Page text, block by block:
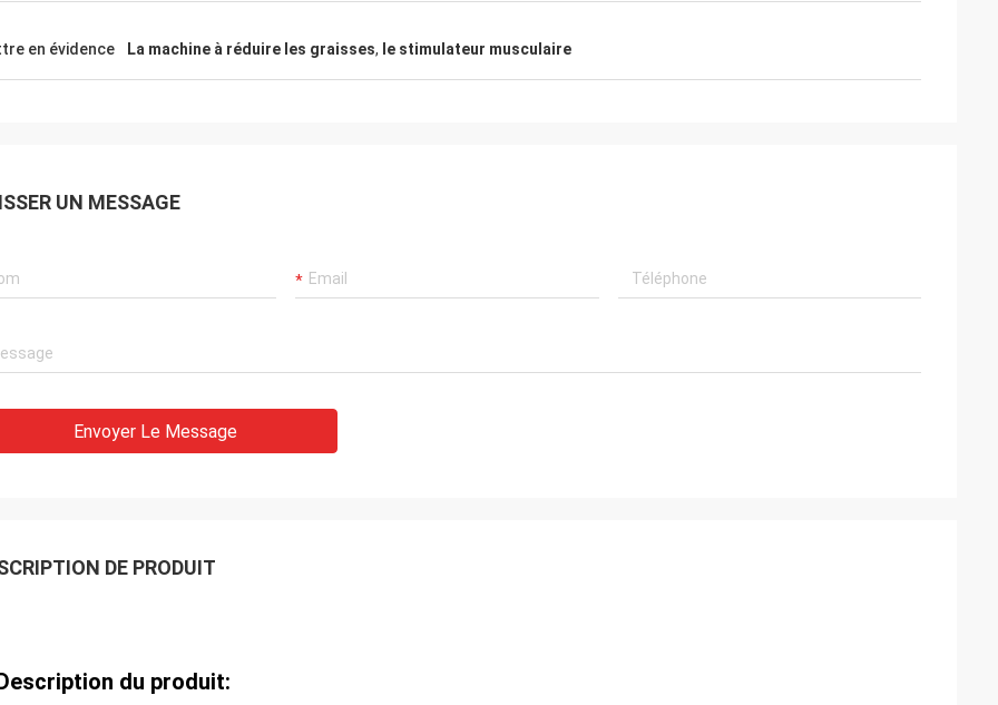
en évidence La machine à réduire les graisses, le stimulateur musculaire
UN MESSAGE
Envoyer Le Message
DE PRODUIT
du produit: